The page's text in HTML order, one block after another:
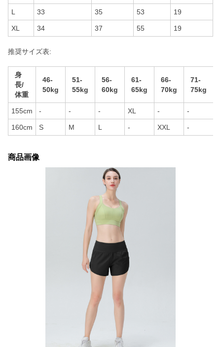
L 33 35 53 19
XL 34 37 55 19
推奨サイズ表:
身
長/
体重
46-
50kg
51-
55kg
56-
60kg
61-
65kg
66-
70kg
71-
75kg
155cm - - - XL - -
160cm S M L - XXL -
商品画像